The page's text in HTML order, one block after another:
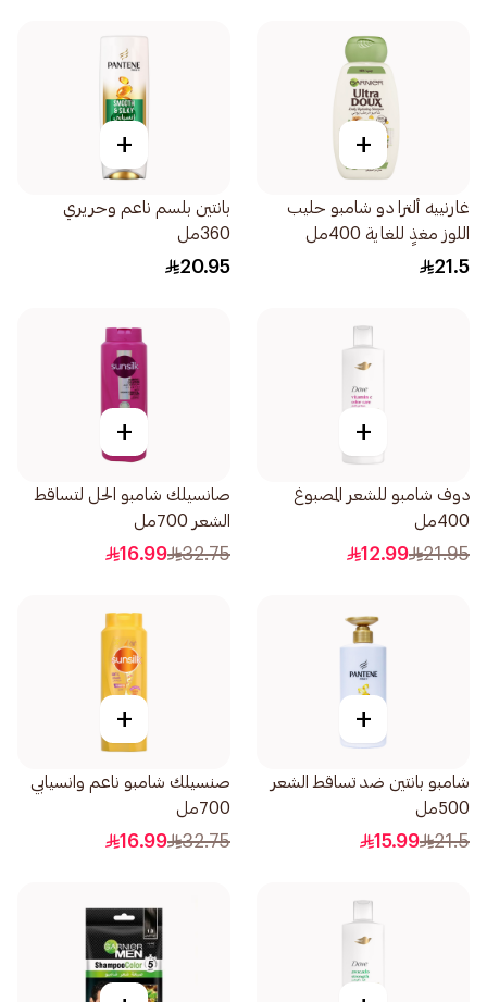
+
غارنييه ألترا دو شامبو حليب
اللوز مغذٍ للغاية 400مل
21.5
+
بانتين بلسم ناعم وحريري
360مل
20.95
+
دوف شامبو للشعر المصبوغ
400مل
21.95
12.99
+
صانسيلك شامبو الحل لتساقط
الشعر 700مل
32.75
16.99
+
شامبو بانتين ضد تساقط الشعر
500مل
21.5
15.99
+
صنسيلك شامبو ناعم وانسيابي
700مل
32.75
16.99